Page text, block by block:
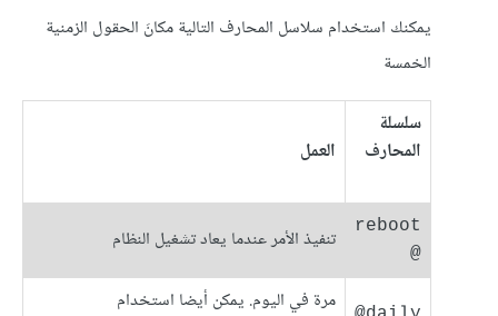
يمكنك استخدام سلاسل المحارف التالية مكانَ الحقول الزمنية
الخمسة
سلسلة
المحارف
العمل
reboot
@
تنفيذ الأمر عندما يعاد تشغيل النظام
مرة في اليوم. يمكن أيضا استخدام